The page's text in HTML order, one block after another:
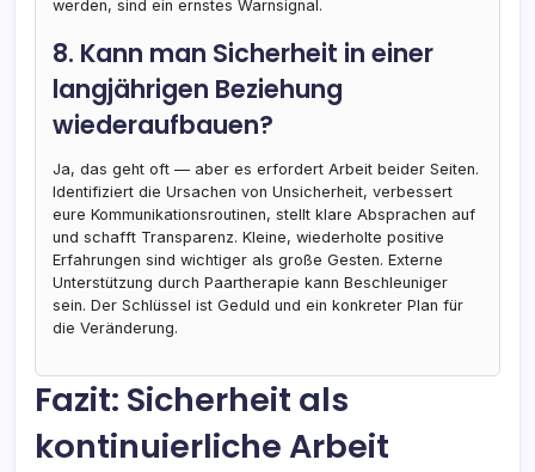
werden, sind ein ernstes Warnsignal.
8. Kann man Sicherheit in einer
langjährigen Beziehung
wiederaufbauen?
Ja, das geht oft — aber es erfordert Arbeit beider Seiten.
Identifiziert die Ursachen von Unsicherheit, verbessert
eure Kommunikationsroutinen, stellt klare Absprachen auf
und schafft Transparenz. Kleine, wiederholte positive
Erfahrungen sind wichtiger als große Gesten. Externe
Unterstützung durch Paartherapie kann Beschleuniger
sein. Der Schlüssel ist Geduld und ein konkreter Plan für
die Veränderung.
Fazit: Sicherheit als
kontinuierliche Arbeit